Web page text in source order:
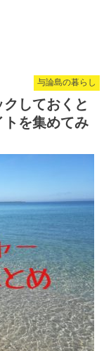
与論島の暮らし
しておくと
を集めてみ